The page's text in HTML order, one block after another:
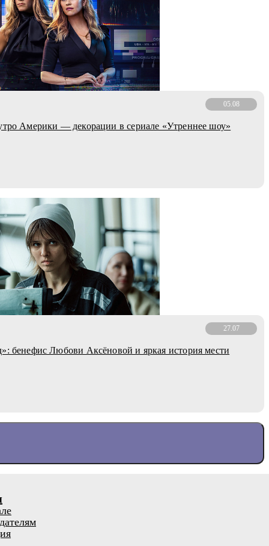
05.08
Америки — декорации в сериале «Утреннее шоу»
27.07
бенефис Любови Аксёновой и яркая история мести